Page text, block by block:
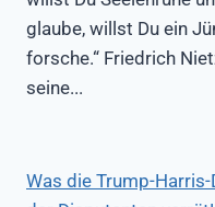
glaube, willst Du ein
forsche.“ Friedrich
seine...
Was die Trump-